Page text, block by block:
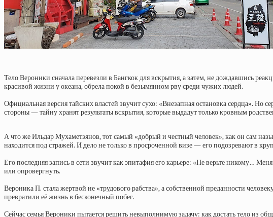
Тело Вероники сначала перевезли в Бангкок для вскрытия, а затем, не дождавшись
красивой жизни у океана, обрела покой в безымянном рву среди чужих людей.
Официальная версия тайских властей звучит сухо: «Внезапная остановка сердца».
стороны — тайну хранят результаты вскрытия, которые выдадут только кровным
А что же Ильдар Мухаметзянов, тот самый «добрый и честный человек», как он сам
находится под стражей. И дело не только в просроченной визе — его подозревают в
Его последняя запись в сети звучит как эпитафия его карьере: «Не верьте никому…
или опровергнуть.
Вероника П. стала жертвой не «трудового рабства», а собственной преданности
превратили её жизнь в бесконечный побег.
Сейчас семья Вероники пытается решить невыполнимую задачу: как достать тело из